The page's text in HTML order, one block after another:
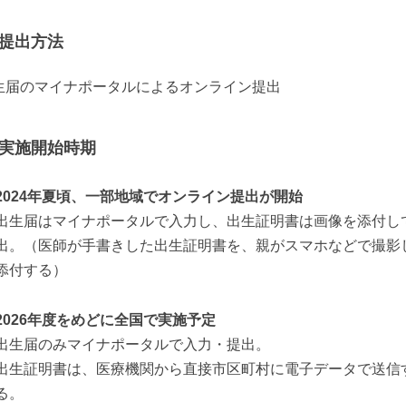
出方法
届のマイナポータルによるオンライン提出
施開始時期
年夏頃、一部地域でオンライン提出が開始
生届はマイナポータルで入力し、出生証明書は画像を添付し
。（医師が手書きした出生証明書を、親がスマホなどで撮影
付する）
年度をめどに全国で実施予定
生届のみマイナポータルで入力・提出。
生証明書は、医療機関から直接市区町村に電子データで送信
。